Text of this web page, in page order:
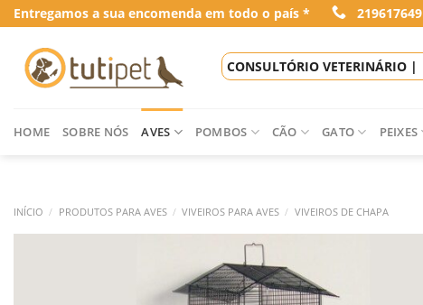
Skip
to
content
Entregamos a sua encomenda em todo o país * 219617649
CONSULTÓRIO VETERINÁRIO |
HOME SOBRE NÓS AVES POMBOS CÃO GATO PEIXES
INÍCIO / PRODUTOS PARA AVES / VIVEIROS PARA AVES / VIVEIROS DE CHAPA